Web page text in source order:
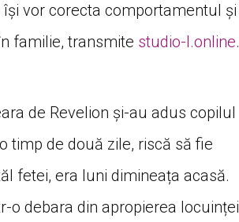
vor corecta comportamentul și
familie, transmite studio-l.online.
de Revelion și-au adus copilul
timp de două zile, riscă să fie
fetei, era luni dimineața acasă.
o debara din apropierea locuinței